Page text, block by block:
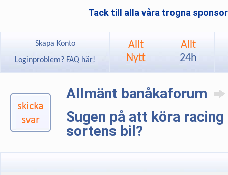
Tack till alla våra trogna
Skapa Konto
Loginproblem? FAQ här!
Allt
Nytt
Allt
24h
Allmänt banåkaforum
Sugen på att köra
sortens bil?